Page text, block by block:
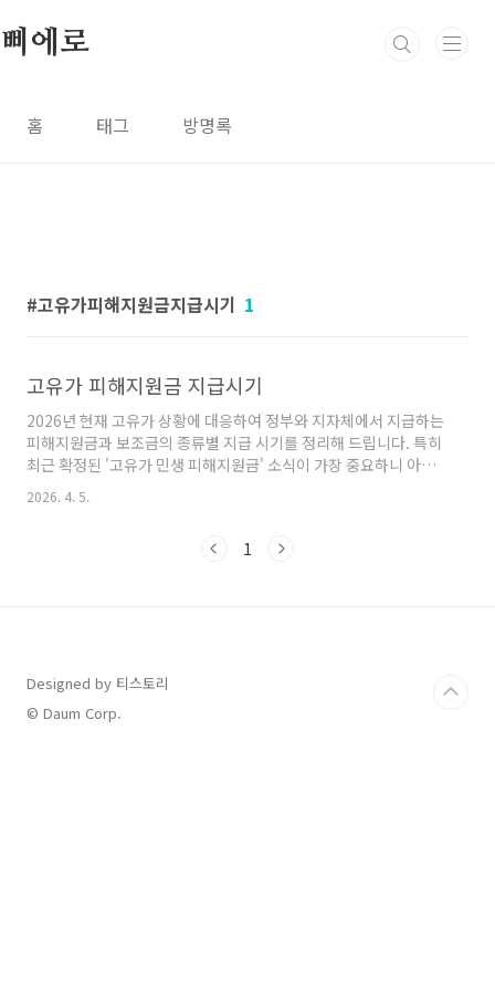
삐에로
홈 태그 방명록
고유가피해지원금지급시기 1
고유가 피해지원금 지급시기
2026년 현재 고유가 상황에 대응하여 정부와 지자체에서 지급하는
피해지원금과 보조금의 종류별 지급 시기를 정리해 드립니다. 특히
최근 확정된 '고유가 민생 피해지원금' 소식이 가장 중요하니 아래
내용을 꼭 확인해 보세요.1. 2026년 고유가 민생 피해지원금 (추경
확정)중동 정세 불안으로 인한 고유가 충격을 완화하기 위해 정부가
으로 지역과 소득에 따라 차등 지급됩니다.지급 금액: 1인당 10만
2026. 4. 5.
1
Designed by 티스토리
© Daum Corp.